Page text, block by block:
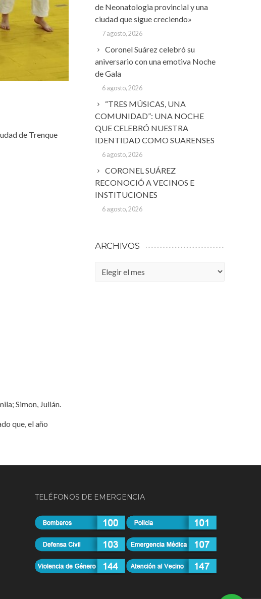
de Trenque
Simon, Julián.
que, el año
de Neonatologia provincial y una
ciudad que sigue creciendo»
7 agosto, 2026
Coronel Suárez celebró su
aniversario con una emotiva Noche
de Gala
6 agosto, 2026
“TRES MÚSICAS, UNA
COMUNIDAD”: UNA NOCHE
QUE CELEBRÓ NUESTRA
IDENTIDAD COMO SUARENSES
6 agosto, 2026
CORONEL SUÁREZ
RECONOCIÓ A VECINOS E
INSTITUCIONES
6 agosto, 2026
ARCHIVOS
Archivos
TELÉFONOS DE EMERGENCIA